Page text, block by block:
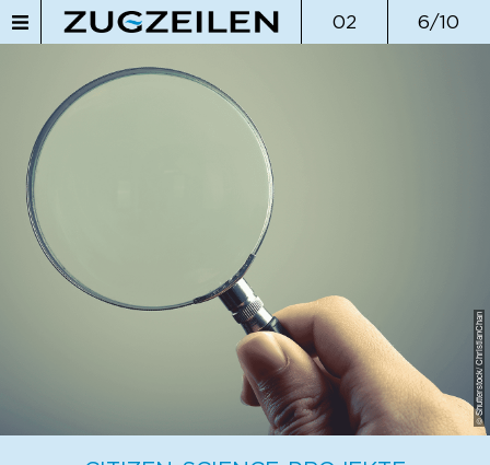
02 6/10
© Shutterstock/ ChristianChan